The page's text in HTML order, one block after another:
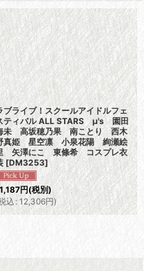
ブライブ！スクールアイドルフェ
ティバル ALL STARS μ's 園田
未 高坂穂乃果 南ことり 西木
真姫 星空凛 小泉花陽 絢瀬絵
矢澤にこ 東條希 コスプレ衣
[DM3253]
円(税別)
込 : 12,306円)